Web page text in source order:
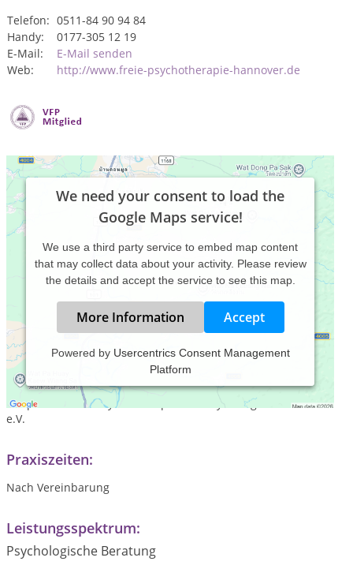
Telefon: 0511-84 90 94 84
Handy:
0177-305 12 19
E-Mail:
E-Mail senden
Web:
http://www.freie-psychotherapie-hannover.de
We need your consent to load the
Google Maps service!
We use a third party service to embed map content
that may collect data about your activity. Please review
the details and accept the service to see this map.
More Information Accept
Powered by Usercentrics Consent Management
Platform
Heilpraktikerin für Psychotherapie
Assistentin im Verband Freier Psychotherapeuten,
Heilpraktiker für Psychotherapie und Psychologischer Berater
e.V.
Praxiszeiten:
Nach Vereinbarung
Leistungsspektrum:
Psychologische Beratung